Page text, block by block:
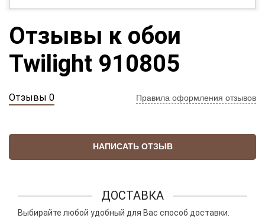
Отзывы к обои
Twilight 910805
Отзывы 0 Правила оформления отзывов
НАПИСАТЬ ОТЗЫВ
ДОСТАВКА
Выбирайте любой удобный для Вас способ доставки.